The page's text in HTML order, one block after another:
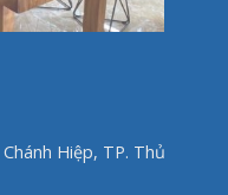
Hiệp, TP. Thủ